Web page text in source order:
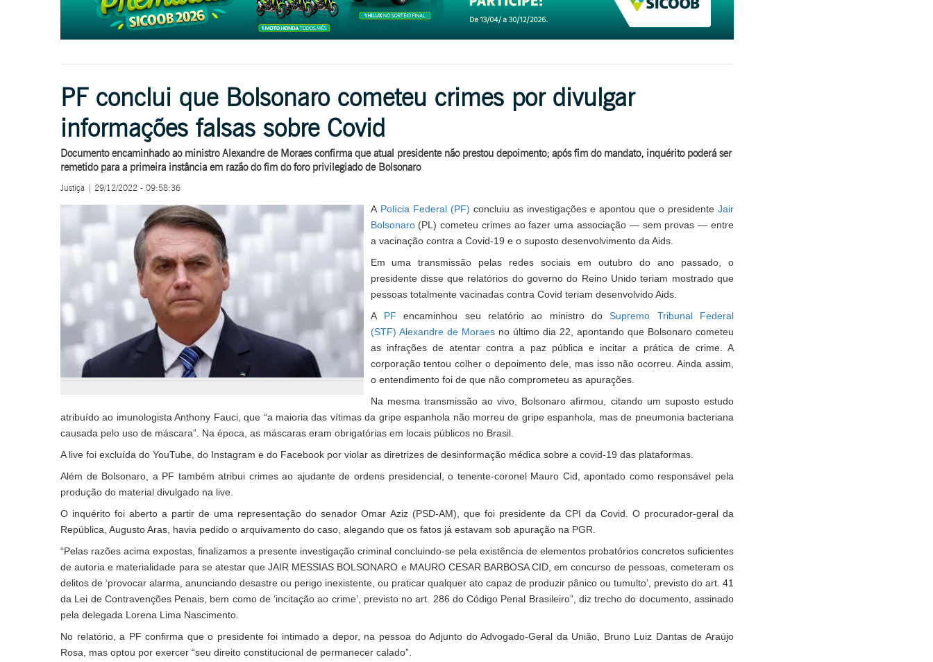
PF conclui que Bolsonaro cometeu crimes por divulgar
informações falsas sobre Covid
Documento encaminhado ao ministro Alexandre de Moraes confirma que atual presidente não prestou depoimento; após fim do mandato, inquérito poderá ser
remetido para a primeira instância em razão do fim do foro privilegiado de Bolsonaro
Justiça | 29/12/2022 - 09:58:36
A Polícia Federal (PF) concluiu as investigações e apontou que o presidenteJair
Bolsonaro(PL) cometeu crimes ao fazer uma associação — sem provas — entre
a vacinação contra a Covid-19 e o suposto desenvolvimento da Aids.
Em uma transmissão pelas redes sociais em outubro do ano passado, o
presidente disse que relatórios do governo do Reino Unido teriam mostrado que
pessoas totalmente vacinadas contra Covid teriam desenvolvido Aids.
A PF encaminhou seu relatório ao ministro doSupremo Tribunal Federal
(STF) Alexandre de Moraes no último dia 22, apontando que Bolsonaro cometeu
as infrações de atentar contra a paz pública e incitar a prática de crime. A
corporação tentou colher o depoimento dele, mas isso não ocorreu. Ainda assim,
o entendimento foi de que não comprometeu as apurações.
Na mesma transmissão ao vivo, Bolsonaro afirmou, citando um suposto estudo
atribuído ao imunologista Anthony Fauci, que “a maioria das vítimas da gripe espanhola não morreu de gripe espanhola, mas de pneumonia bacteriana
causada pelo uso de máscara”. Na época, as máscaras eram obrigatórias em locais públicos no Brasil.
A live foi excluída do YouTube, do Instagram e do Facebook por violar as diretrizes de desinformação médica sobre a covid-19 das plataformas.
Além de Bolsonaro, a PF também atribui crimes ao ajudante de ordens presidencial, o tenente-coronel Mauro Cid, apontado como responsável pela
produção do material divulgado na live.
O inquérito foi aberto a partir de uma representação do senador Omar Aziz (PSD-AM), que foi presidente da CPI da Covid. O procurador-geral da
República, Augusto Aras, havia pedido o arquivamento do caso, alegando que os fatos já estavam sob apuração na PGR.
“Pelas razões acima expostas, finalizamos a presente investigação criminal concluindo-se pela existência de elementos probatórios concretos suficientes
de autoria e materialidade para se atestar que JAIR MESSIAS BOLSONARO e MAURO CESAR BARBOSA CID, em concurso de pessoas, cometeram os
delitos de ‘provocar alarma, anunciando desastre ou perigo inexistente, ou praticar qualquer ato capaz de produzir pânico ou tumulto’, previsto do art. 41
da Lei de Contravenções Penais, bem como de ‘incitação ao crime’, previsto no art. 286 do Código Penal Brasileiro”, diz trecho do documento, assinado
pela delegada Lorena Lima Nascimento.
No relatório, a PF confirma que o presidente foi intimado a depor, na pessoa do Adjunto do Advogado-Geral da União, Bruno Luiz Dantas de Araújo
Rosa, mas optou por exercer “seu direito constitucional de permanecer calado”.